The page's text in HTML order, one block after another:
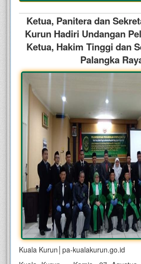
Ketua, Panitera dan
Kurun Hadiri Undangan
Ketua, Hakim Tinggi dan
Palangka
Kuala Kurun│pa-kualakurun.go.id